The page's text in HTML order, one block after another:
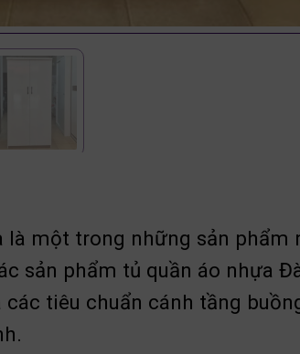
là một trong những sản
sản phẩm tủ quần áo nhựa
tiêu chuẩn cánh tầng